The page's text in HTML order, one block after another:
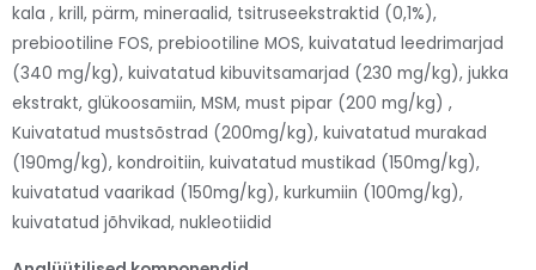
kala , krill, pärm, mineraalid, tsitruseekstraktid (0,1%),
prebiootiline FOS, prebiootiline MOS, kuivatatud leedrimarjad
(340 mg/kg), kuivatatud kibuvitsamarjad (230 mg/kg), jukka
ekstrakt, glükoosamiin, MSM, must pipar (200 mg/kg) ,
Kuivatatud mustsõstrad (200mg/kg), kuivatatud murakad
(190mg/kg), kondroitiin, kuivatatud mustikad (150mg/kg),
kuivatatud vaarikad (150mg/kg), kurkumiin (100mg/kg),
kuivatatud jõhvikad, nukleotiidid